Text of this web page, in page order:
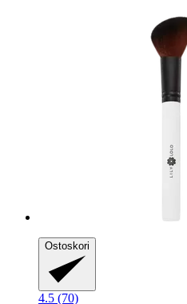
Ostoskori
4.5 (70)